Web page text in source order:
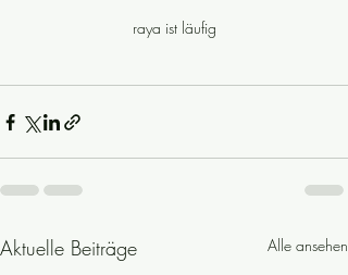
raya ist läufig
Aktuelle Beiträge Alle ansehen